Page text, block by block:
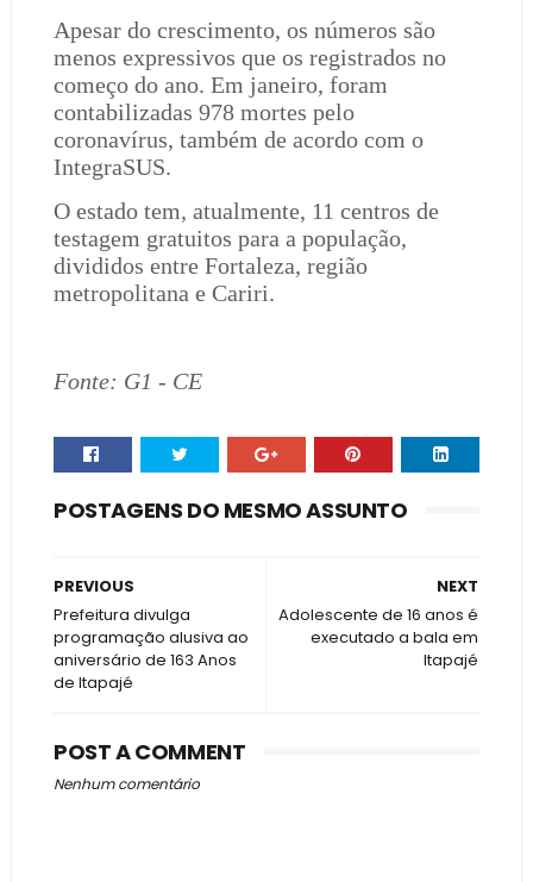
Apesar do crescimento, os números são
menos expressivos que os registrados no
começo do ano. Em janeiro, foram
contabilizadas 978 mortes pelo
coronavírus, também de acordo com o
IntegraSUS.
O estado tem, atualmente, 11 centros de
testagem gratuitos para a população,
divididos entre Fortaleza, região
metropolitana e Cariri.
Fonte: G1 - CE
POSTAGENS DO MESMO ASSUNTO
NEXT
Adolescente de 16 anos é
executado a bala em
Itapajé
PREVIOUS
Prefeitura divulga
programação alusiva ao
aniversário de 163 Anos
de Itapajé
POST A COMMENT
Nenhum comentário